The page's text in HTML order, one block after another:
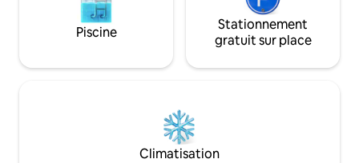
Piscine
Stationnement
gratuit sur place
Climatisation